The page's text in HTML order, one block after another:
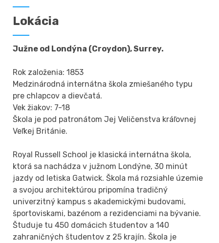
Lokácia
Južne od Londýna (Croydon), Surrey.
Rok založenia: 1853
Medzinárodná internátna škola zmiešaného typu
pre chlapcov a dievčatá.
Vek žiakov: 7-18
Škola je pod patronátom Jej Veličenstva kráľovnej
Veľkej Británie.
Royal Russell School je klasická internátna škola,
ktorá sa nachádza v južnom Londýne, 30 minút
jazdy od letiska Gatwick. Škola má rozsiahle územie
a svojou architektúrou pripomína tradičný
univerzitný kampus s akademickými budovami,
športoviskami, bazénom a rezidenciami na bývanie.
Študuje tu 450 domácich študentov a 140
zahraničných študentov z 25 krajín. Škola je